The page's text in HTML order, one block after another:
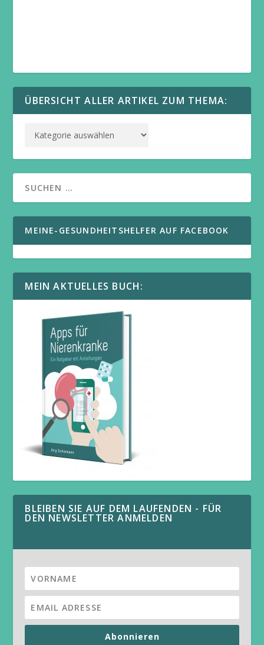
ÜBERSICHT ALLER ARTIKEL ZUM THEMA:
MEINE-GESUNDHEITSHELFER AUF FACEBOOK
MEIN AKTUELLES BUCH:
BLEIBEN SIE AUF DEM LAUFENDEN - FÜR
DEN NEWSLETTER ANMELDEN
Abonnieren